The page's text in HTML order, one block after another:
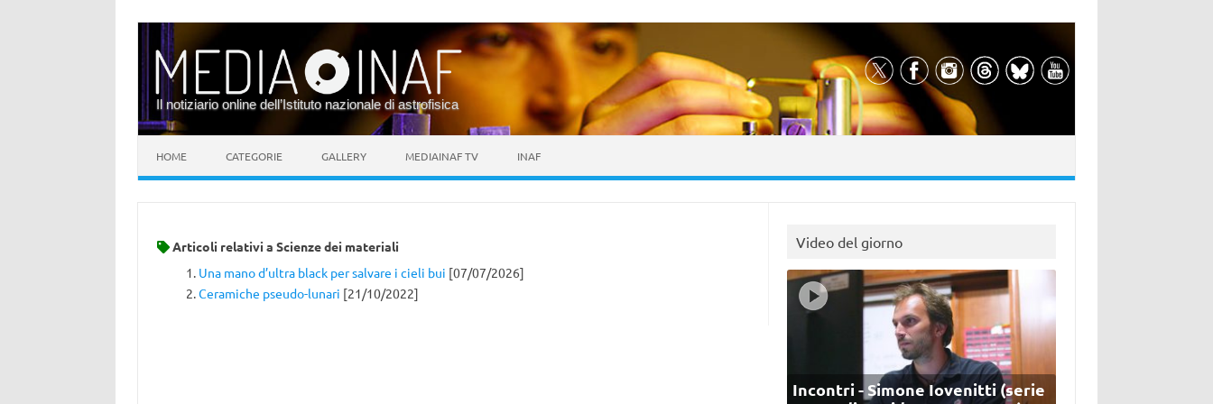
Il notiziario online dell’Istituto nazionale di astrofisica
HOME CATEGORIE GALLERY MEDIAINAF TV INAF
Articoli relativi a Scienze dei materiali
Una mano d’ultra black per salvare i cieli bui [07/07/2026]
Ceramiche pseudo-lunari [21/10/2022]
Video del giorno
Incontri - Simone Iovenitti (serie